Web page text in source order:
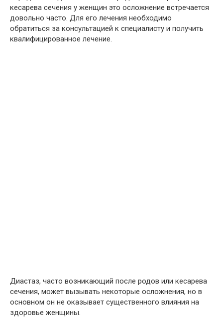
кесарева сечения у женщин это осложнение встречается
довольно часто. Для его лечения необходимо
обратиться за консультацией к специалисту и получить
квалифицированное лечение.
Диастаз, часто возникающий после родов или кесарева
сечения, может вызывать некоторые осложнения, но в
основном он не оказывает существенного влияния на
здоровье женщины.